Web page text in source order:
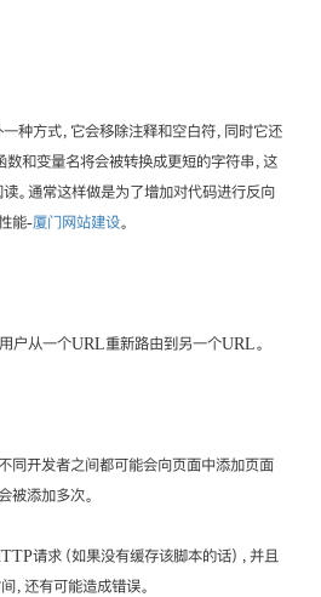
种方式，它会移除注释和空白符，同时它还
数和变量名将会被转换成更短的字符串，这
。通常这样做是为了增加对代码进行反向
能-厦门网站建设。
户从一个URL重新路由到另一个URL。
同开发者之间都可能会向页面中添加页面
被添加多次。
请求（如果没有缓存该脚本的话），并且
，还有可能造成错误。